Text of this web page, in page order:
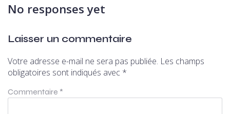
No responses yet
Laisser un commentaire
Votre adresse e-mail ne sera pas publiée. Les champs
obligatoires sont indiqués avec *
Commentaire *